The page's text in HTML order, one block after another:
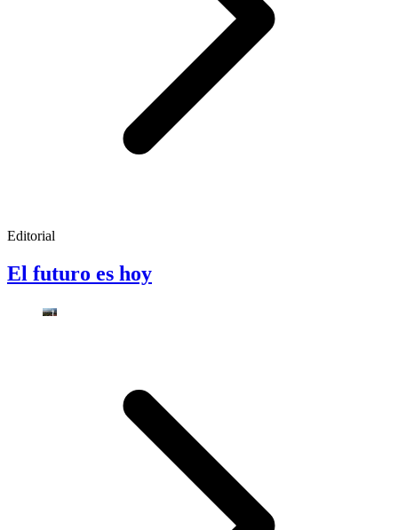
Editorial
El futuro es hoy